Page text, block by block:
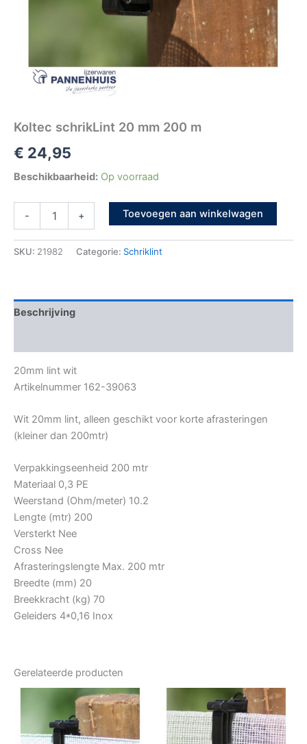
Koltec schrikLint 20 mm 200 m
€ 24,95
Beschikbaarheid: Op voorraad
- + Toevoegen aan winkelwagen
SKU: 21982 Categorie: Schriklint
Beschrijving
20mm lint wit
Artikelnummer 162-39063
Wit 20mm lint, alleen geschikt voor korte afrasteringen
(kleiner dan 200mtr)
Verpakkingseenheid 200 mtr
Materiaal 0,3 PE
Weerstand (Ohm/meter) 10.2
Lengte (mtr) 200
Versterkt Nee
Cross Nee
Afrasteringslengte Max. 200 mtr
Breedte (mm) 20
Breekkracht (kg) 70
Geleiders 4*0,16 Inox
Gerelateerde producten